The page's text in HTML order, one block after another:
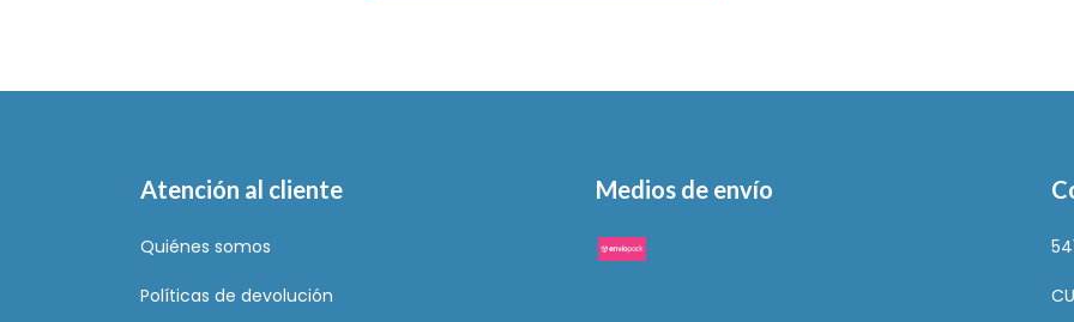
Atención al cliente
Quiénes somos
Políticas de devolución
Medios de envío